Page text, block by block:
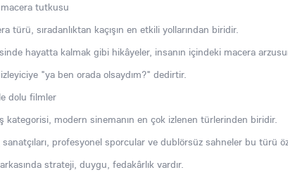
macera tutkusu
türü, sıradanlıktan kaçışın en etkili yollarından biridir.
hayatta kalmak gibi hikâyeler, insanın içindeki macera
"ya ben orada olsaydım?" dedirtir.
dolu filmler
kategorisi, modern sinemanın en çok izlenen türlerinden biridir.
profesyonel sporcular ve dublörsüz sahneler bu türü
strateji, duygu, fedakârlık vardır.